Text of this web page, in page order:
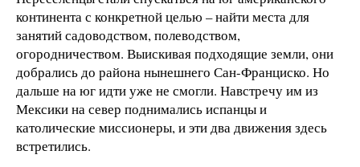
континента с конкретной целью – найти места для
занятий садоводством, полеводством,
огородничеством. Выискивая подходящие земли, они
добрались до района нынешнего Сан-Франциско. Но
дальше на юг идти уже не смогли. Навстречу им из
Мексики на север поднимались испанцы и
католические миссионеры, и эти два движения здесь
встретились.